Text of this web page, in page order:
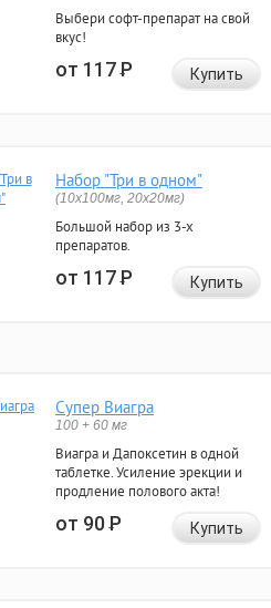
Выбери софт-препарат на свой
вкус!
от 117Р Купить
Набор "Три в одном"
(10x100мг, 20x20мг)
Большой набор из 3-х
препаратов.
от 117Р Купить
Супер Виагра
100 + 60 мг
Виагра и Дапоксетин в одной
таблетке. Усиление эрекции и
продление полового акта!
от 90Р Купить